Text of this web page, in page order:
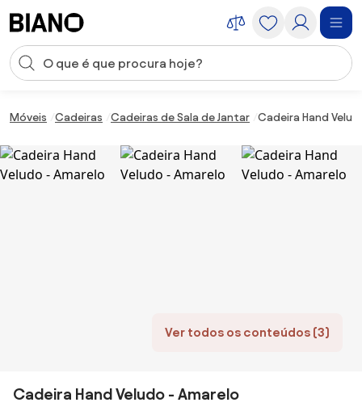
Entrada de pesquisa
Móveis Cadeiras Cadeiras de Sala de Jantar Cadeira Hand
Ver todos os conteúdos (3)
Cadeira Hand Veludo - Amarelo